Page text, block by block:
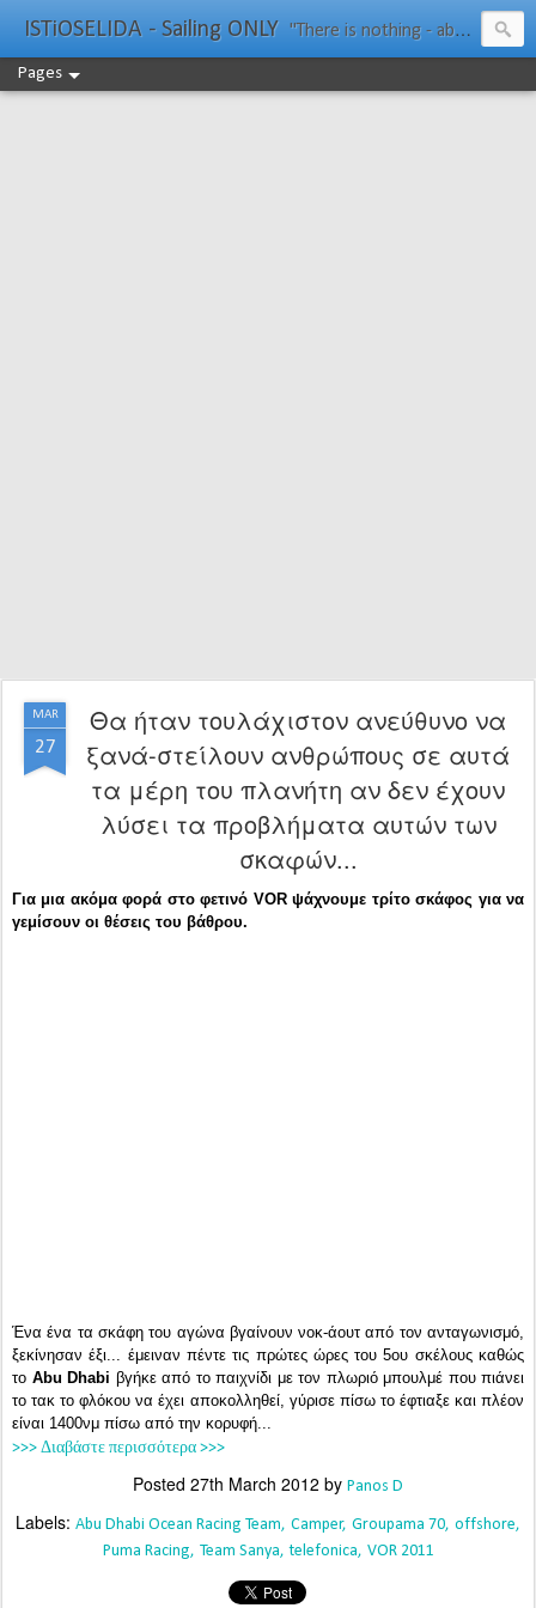
ISTiOSELIDA - Sailing ONLY "There is nothing - absolutely nothing - half so much worth doing as simply messing about in boats." Water Rat, Kenneth Grahame
Pages
MAR
27
Θα ήταν τουλάχιστον ανεύθυνο να
ξανά-στείλουν ανθρώπους σε αυτά
τα μέρη του πλανήτη αν δεν έχουν
λύσει τα προβλήματα αυτών των
σκαφών...
Για μια ακόμα φορά στο φετινό VOR ψάχνουμε τρίτο σκάφος για να
γεμίσουν οι θέσεις του βάθρου.
Ένα ένα τα σκάφη του αγώνα βγαίνουν νοκ-άουτ από τον ανταγωνισμό,
ξεκίνησαν έξι... έμειναν πέντε τις πρώτες ώρες του 5ου σκέλους καθώς
το Abu Dhabi βγήκε από το παιχνίδι με τον πλωριό μπουλμέ που πιάνει
το τακ το φλόκου να έχει αποκολληθεί, γύρισε πίσω το έφτιαξε και πλέον
είναι 1400νμ πίσω από την κορυφή...
>>> Διαβάστε περισσότερα >>>
Posted 27th March 2012 by Panos D
Labels: Abu Dhabi Ocean Racing Team Camper Groupama 70 offshore
Puma Racing Team Sanya telefonica VOR 2011